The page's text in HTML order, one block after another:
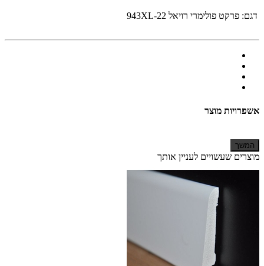
דגם: פרקט פולימרי רויאל 943XL-22
אשפרויות מוצר
המשך
מוצרים שעשויים לעניין אותך